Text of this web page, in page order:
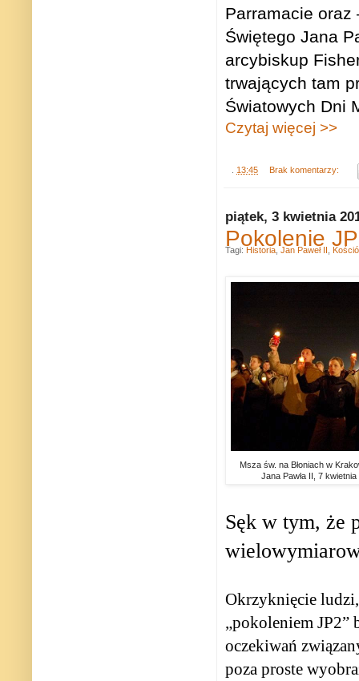
Parramacie oraz
Świętego Jana
arcybiskup
trwających tam
Światowych Dni
Czytaj więcej >>
13:45 Brak komentarzy:
piątek, 3 kwietnia
Pokolenie
Msza św. na Błoniach w
Jana Pawła II, 7
Sęk w tym, że
Okrzyknięcie
„pokoleniem JP2”
oczekiwań
poza proste
Tagi: Historia Jan Paweł II